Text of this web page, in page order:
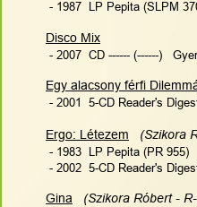
- 1987  LP Pepita (SLPM
Disco Mix
- 2007  CD ------ (------)
Egy alacsony férfi
- 2001  5-CD Reader's
Ergo: Létezem
(Szikora
- 1983  LP Pepita (PR 955)
- 2002  5-CD Reader's
Gina
(Szikora Róbert -